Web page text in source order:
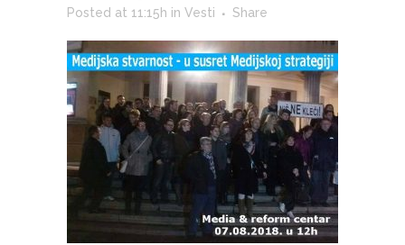
Posted at 11:15h in Vesti Share